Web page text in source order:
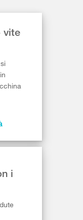
vite
i